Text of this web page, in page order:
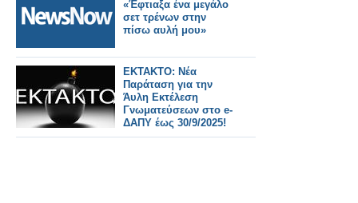
«Έφτιαξα ένα μεγάλο
σετ τρένων στην
πίσω αυλή μου»
ΕΚΤΑΚΤΟ: Νέα
Παράταση για την
Άυλη Εκτέλεση
Γνωματεύσεων στο e-
ΔΑΠΥ έως 30/9/2025!